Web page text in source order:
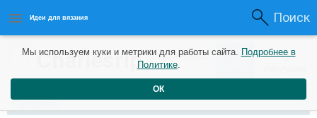
Идеи для вязания Поиск
Charlesrip3 года назад 0 0
Профиль
Мы используем куки и метрики для работы сайта. Подробнее в
Политике.
ОК